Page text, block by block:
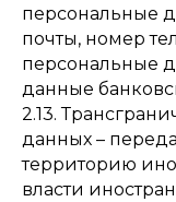
персональные
почты, номер
персональные
данные
2.13.
данных –
территорию
власти